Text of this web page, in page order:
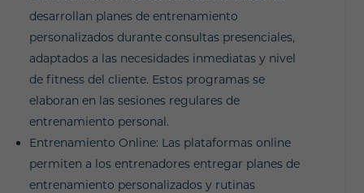
desarrollan planes de entrenamiento
personalizados durante consultas presenciales,
adaptados a las necesidades inmediatas y nivel
de fitness del cliente. Estos programas se
elaboran en las sesiones regulares de
entrenamiento personal.
Entrenamiento Online: Las plataformas online
permiten a los entrenadores entregar planes de
entrenamiento personalizados y rutinas